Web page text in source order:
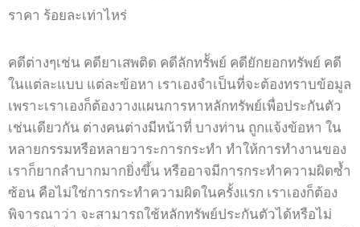
ราคา ร้อยละเท่าไหร่
คดีต่างๆเช่น คดียาเสพติด คดีลักทรััพย์ คดียักยอกทรัพย์ คดี
ในแต่ละแบบ แต่ละข้อหา เราเองจำเป็นที่จะต้องทราบข้อมูล
เพราะเราเองก็ต้องวางแผนการหาหลักทรัพย์เพื่อประกันตัว
เช่นเดียวกัน ต่างคนต่างมีหน้าที่ บางท่าน ถูกแจ้งข้อหา ใน
หลายกรรมหรือหลายวาระการกระทำ ทำให้การทำงานของ
เราก็ยากลำบากมากยิ่งขึ้น หรืออาจมีการกระทำความผิดซ้ำ
ซ้อน คือไม่ใช่การกระทำความผิดในครั้งแรก เราเองก็ต้อง
พิจารณาว่า จะสามารถใช้หลักทรัพย์ประกันตัวได้หรือไม่